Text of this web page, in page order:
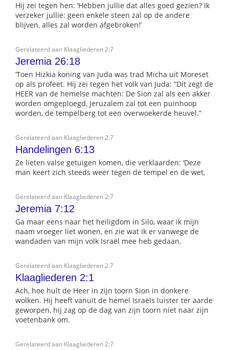
Hij zei tegen hen: ‘Hebben jullie dat alles goed gezien? Ik
verzeker jullie: geen enkele steen zal op de andere
blijven, alles zal worden afgebroken!’
Gerelateerd aan Klaagliederen 2:7
Jeremia 26:18
‘Toen Hizkia koning van Juda was trad Micha uit Moreset
op als profeet. Hij zei tegen het volk van Juda: “Dit zegt de
HEER van de hemelse machten: De Sion zal als een akker
worden omgeploegd, Jeruzalem zal tot een puinhoop
worden, de tempelberg tot een overwoekerde heuvel.”
Gerelateerd aan Klaagliederen 2:7
Handelingen 6:13
Ze lieten valse getuigen komen, die verklaarden: ‘Deze
man keert zich steeds weer tegen de tempel en de wet,
Gerelateerd aan Klaagliederen 2:7
Jeremia 7:12
Ga maar eens naar het heiligdom in Silo, waar ik mijn
naam vroeger liet wonen, en zie wat ik er vanwege de
wandaden van mijn volk Israël mee heb gedaan.
Gerelateerd aan Klaagliederen 2:7
Klaagliederen 2:1
Ach, hoe hult de Heer in zijn toorn Sion in donkere
wolken. Hij heeft vanuit de hemel Israëls luister ter aarde
geworpen, hij zag op de dag van zijn toorn niet naar zijn
voetenbank om.
Gerelateerd aan Klaagliederen 2:7